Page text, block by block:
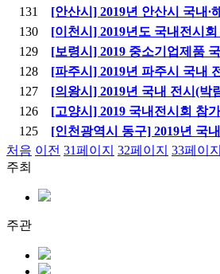
131
[안산시] 2019년 안산시 국내
130
[이천시] 2019년도 국내전시
129
[보령시] 2019 중소기업제품
128
[파주시] 2019년 파주시 국내
127
[의왕시] 2019년 국내 전시(박
126
[고양시] 2019 국내전시회 참
125
[인천광역시 동구] 2019년 국
처음 이전 31페이지 32페이지 33페이지
주최
주관